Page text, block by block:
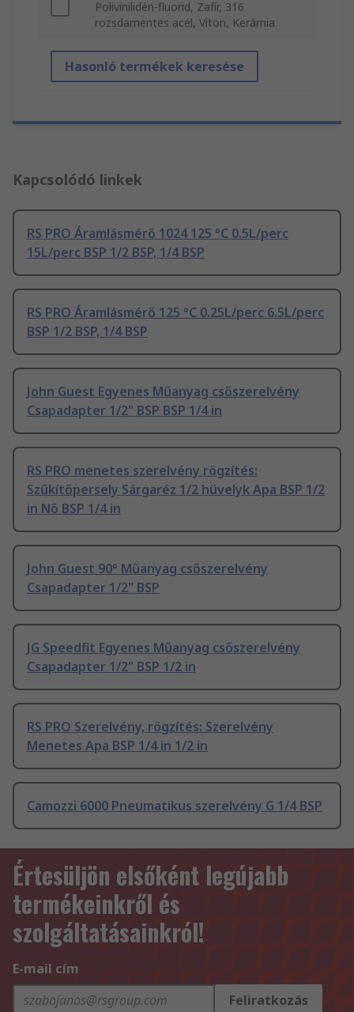
Polivinilidén-fluorid, Zafír, 316
rozsdamentes acél, Viton, Kerámia
Hasonló termékek keresése
Kapcsolódó linkek
RS PRO Áramlásmérő 1024 125 °C 0.5L/perc
15L/perc BSP 1/2 BSP, 1/4 BSP
RS PRO Áramlásmérő 125 °C 0.25L/perc 6.5L/perc
BSP 1/2 BSP, 1/4 BSP
John Guest Egyenes Műanyag csőszerelvény
Csapadapter 1/2" BSP BSP 1/4 in
RS PRO menetes szerelvény rögzítés:
Szűkítőpersely Sárgaréz 1/2 hüvelyk Apa BSP 1/2
in Nő BSP 1/4 in
John Guest 90° Műanyag csőszerelvény
Csapadapter 1/2" BSP
JG Speedfit Egyenes Műanyag csőszerelvény
Csapadapter 1/2" BSP 1/2 in
RS PRO Szerelvény, rögzítés: Szerelvény
Menetes Apa BSP 1/4 in 1/2 in
Camozzi 6000 Pneumatikus szerelvény G 1/4 BSP
Értesüljön elsőként legújabb
termékeinkről és
szolgáltatásainkról!
E-mail cím
Feliratkozás